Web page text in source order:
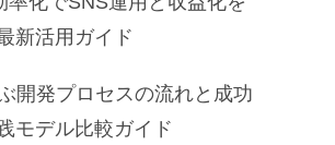
新活用ガイド
開発プロセスの流れと成功
モデル比較ガイド